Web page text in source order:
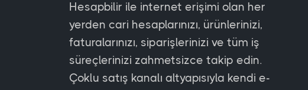
Hesapbilir ile internet erişimi olan her
yerden cari hesaplarınızı, ürünlerinizi,
faturalarınızı, siparişlerinizi ve tüm iş
süreçlerinizi zahmetsizce takip edin.
Çoklu satış kanalı altyapısıyla kendi e-